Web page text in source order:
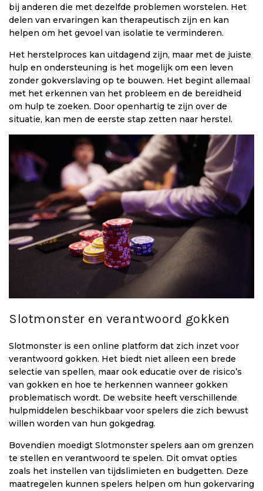
bij anderen die met dezelfde problemen worstelen. Het
delen van ervaringen kan therapeutisch zijn en kan
helpen om het gevoel van isolatie te verminderen.
Het herstelproces kan uitdagend zijn, maar met de juiste
hulp en ondersteuning is het mogelijk om een leven
zonder gokverslaving op te bouwen. Het begint allemaal
met het erkennen van het probleem en de bereidheid
om hulp te zoeken. Door openhartig te zijn over de
situatie, kan men de eerste stap zetten naar herstel.
Slotmonster en verantwoord gokken
Slotmonster is een online platform dat zich inzet voor
verantwoord gokken. Het biedt niet alleen een brede
selectie van spellen, maar ook educatie over de risico’s
van gokken en hoe te herkennen wanneer gokken
problematisch wordt. De website heeft verschillende
hulpmiddelen beschikbaar voor spelers die zich bewust
willen worden van hun gokgedrag.
Bovendien moedigt Slotmonster spelers aan om grenzen
te stellen en verantwoord te spelen. Dit omvat opties
zoals het instellen van tijdslimieten en budgetten. Deze
maatregelen kunnen spelers helpen om hun gokervaring